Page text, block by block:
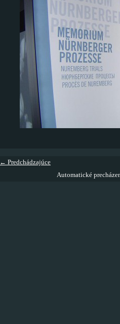
← Predchádzajúce
Automatické